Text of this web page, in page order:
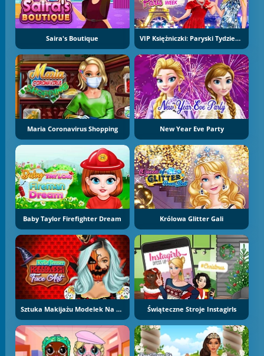
Saira's Boutique VIP Księżniczki: Paryski Tydzień Mody
Maria Coronavirus Shopping New Year Eve Party
Baby Taylor Firefighter Dream Królowa Glitter Gali
Sztuka Makijażu Modelek Na Halloween Świąteczne Stroje Instagirls